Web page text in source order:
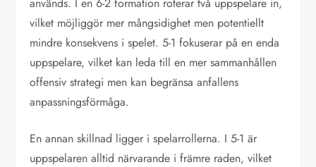
vilket möjliggör mer mångsidighet men potentiellt
mindre konsekvens i spelet. 5-1 fokuserar på en enda
uppspelare, vilket kan leda till en mer sammanhållen
offensiv strategi men kan begränsa anfallens
anpassningsförmåga.
En annan skillnad ligger i spelarrollerna. I 5-1 är
uppspelaren alltid närvarande i främre raden, vilket